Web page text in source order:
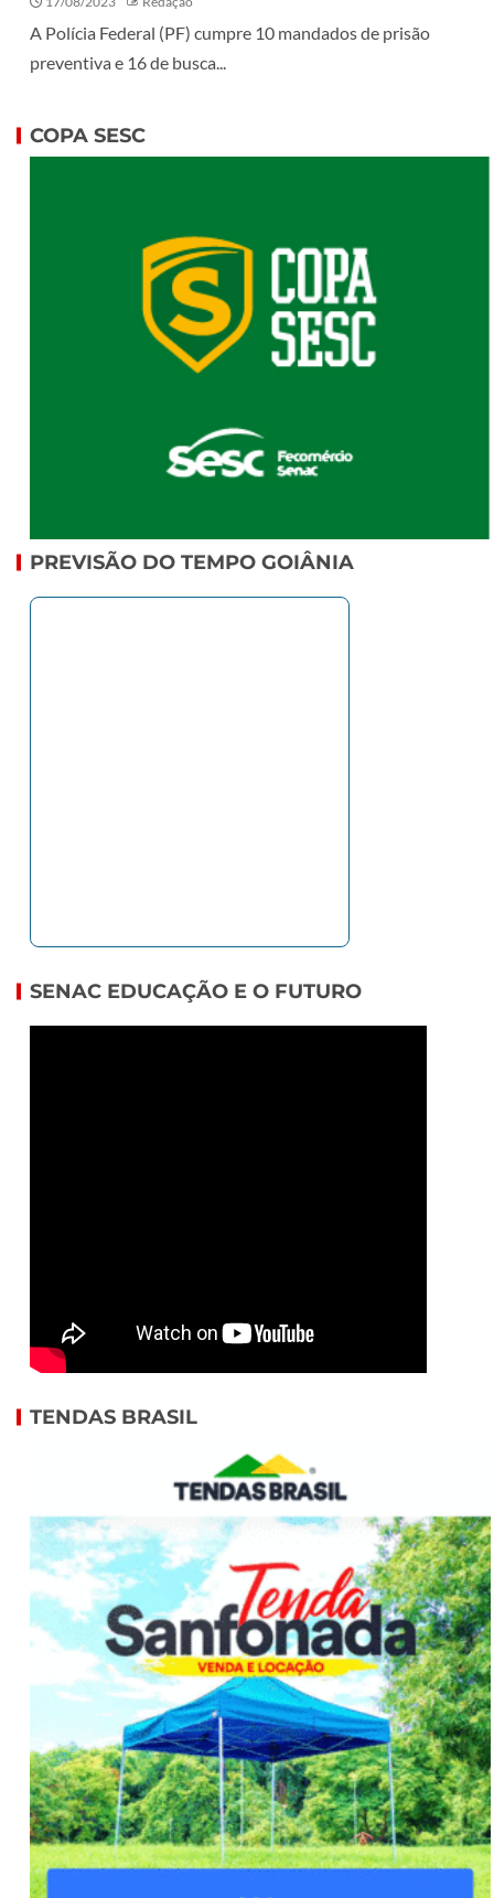
A Polícia Federal (PF) cumpre 10 mandados de prisão
preventiva e 16 de busca...
COPA SESC
PREVISÃO DO TEMPO GOIÂNIA
SENAC EDUCAÇÃO E O FUTURO
TENDAS BRASIL